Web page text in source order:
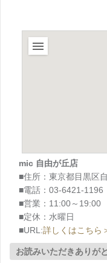
mic 自由が丘店
■住所：東京都目黒区
■電話：03-6421-1196
■営業：11:00～19:00
■定休：水曜日
■URL:詳しくはこちら
お読みいただきありが